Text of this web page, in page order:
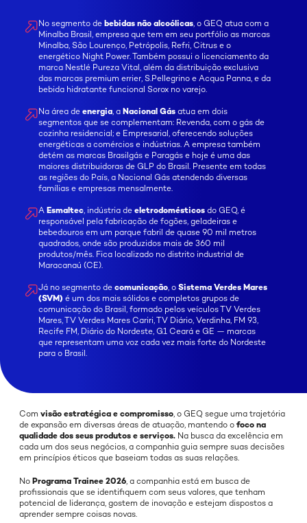
No segmento de bebidas não alcoólicas, o GEQ atua com a
Minalba Brasil, empresa que tem em seu portfólio as marcas
Minalba, São Lourenço, Petrópolis, Refri, Citrus e o
energético Night Power. Também possui o licenciamento da
marca Nestlé Pureza Vital, além da distribuição exclusiva
das marcas premium errier, S.Pellegrino e Acqua Panna, e da
bebida hidratante funcional Sorox no varejo.
Na área de energia, a Nacional Gás atua em dois
segmentos que se complementam: Revenda, com o gás de
cozinha residencial; e Empresarial, oferecendo soluções
energéticas a comércios e indústrias. A empresa também
detém as marcas Brasilgás e Paragás e hoje é uma das
maiores distribuidoras de GLP do Brasil. Presente em todas
as regiões do País, a Nacional Gás atendendo diversas
famílias e empresas mensalmente.
A Esmaltec, indústria de eletrodomésticos do GEQ, é
responsável pela fabricação de fogões, geladeiras e
bebedouros em um parque fabril de quase 90 mil metros
quadrados, onde são produzidos mais de 360 mil
produtos/mês. Fica localizado no distrito industrial de
Maracanaú (CE).
Já no segmento de comunicação, o Sistema Verdes Mares
(SVM) é um dos mais sólidos e completos grupos de
comunicação do Brasil, formado pelos veículos TV Verdes
Mares, TV Verdes Mares Cariri, TV Diário, Verdinha, FM 93,
Recife FM, Diário do Nordeste, G1 Ceará e GE — marcas
que representam uma voz cada vez mais forte do Nordeste
para o Brasil.
Com visão estratégica e compromisso, o GEQ segue uma trajetória
de expansão em diversas áreas de atuação, mantendo o foco na
qualidade dos seus produtos e serviços. Na busca da excelência em
cada um dos seus negócios, a companhia guia sempre suas decisões
em princípios éticos que baseiam todas as suas relações.
No Programa Trainee 2026, a companhia está em busca de
profissionais que se identifiquem com seus valores, que tenham
potencial de liderança, gostem de inovação e estejam dispostos a
aprender sempre coisas novas.